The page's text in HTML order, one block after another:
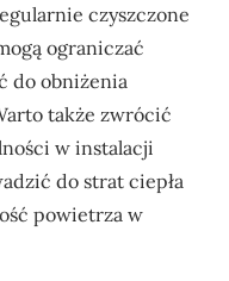
czyszczone
ograniczać
do obniżenia
także zwrócić
w instalacji
do strat ciepła
powietrza w